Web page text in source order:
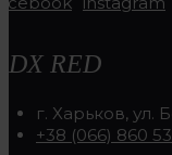
RED
г. Харьков, ул.
+38 (066) 860